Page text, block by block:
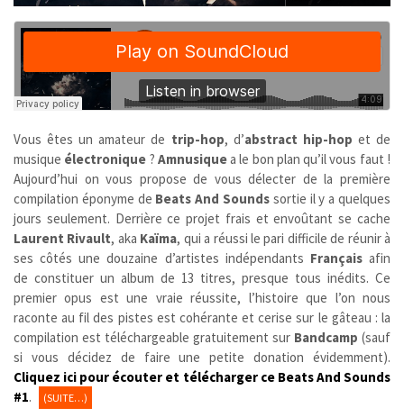
Vous êtes un amateur de trip-hop, d’abstract hip-hop et de
musique électronique ? Amnusiquea le bon plan qu’il vous faut !
Aujourd’hui on vous propose de vous délecter de la première
compilation éponyme de Beats And Sounds sortie il y a quelques
jours seulement. Derrière ce projet frais et envoûtant se cache
Laurent Rivault, aka Kaïma, qui a réussi le pari difficile de réunir à
ses côtés une douzaine d’artistes indépendants Françaisafin
de constituer un album de 13 titres, presque tous inédits. Ce
premier opus est une vraie réussite, l’histoire que l’on nous
raconte au fil des pistes est cohérante et cerise sur le gâteau : la
compilation est téléchargeable gratuitement sur Bandcamp (sauf
si vous décidez de faire une petite donation évidemment).
Cliquez ici pour écouter et télécharger ce Beats And Sounds
#1. (SUITE…)